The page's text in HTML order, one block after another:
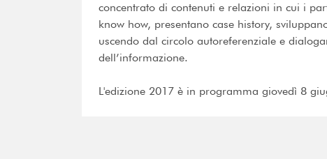
concentrato di contenuti e relazioni in cui i
know how, presentano case history,
uscendo dal circolo autoreferenziale e
dell’informazione.
L'edizione 2017 è in programma giovedì 8